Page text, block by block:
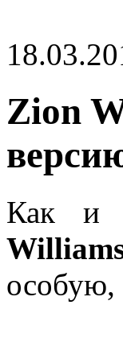
Zion
Как и
особую,